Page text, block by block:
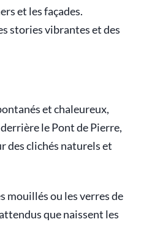
et les façades.
stories vibrantes et des
et chaleureux,
le Pont de Pierre,
des clichés naturels et
mouillés ou les verres de
que naissent les